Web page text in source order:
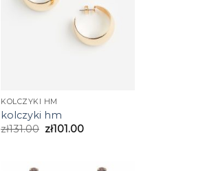
KOLCZYKI HM
kolczyki hm
zł131.00 zł101.00